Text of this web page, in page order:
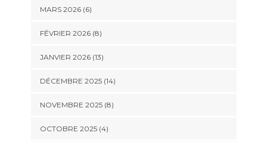
MARS 2026 (6)
FÉVRIER 2026 (8)
JANVIER 2026 (13)
DÉCEMBRE 2025 (14)
NOVEMBRE 2025 (8)
OCTOBRE 2025 (4)